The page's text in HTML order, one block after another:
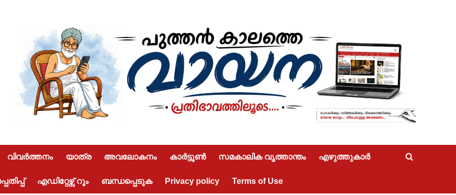
വിവർത്തനം യാത്ര അവലോകനം കാർട്ടൂൺ സമകാലിക വൃത്താന്തം എഴുത്തുകാർ
എഡിറ്റേഴ്സ് റൂം ബന്ധപ്പെടുക Privacy policy Terms of Use